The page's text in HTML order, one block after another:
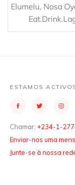
Elumelu, Nosa
ESTAMOS
Chamar: +234-1-
Enviar-nos uma
Junte-se à nossa